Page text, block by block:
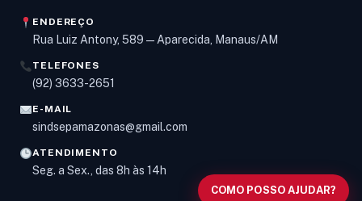
ENDEREÇO
Rua Luiz Antony, 589 — Aparecida, Manaus/AM
TELEFONES
(92) 3633-2651
E-MAIL
sindsepamazonas@gmail.com
ATENDIMENTO
Seg. a Sex., das 8h às 14h
COMO POSSO AJUDAR?
Olá! Digite um assunto e vou buscar em nossas